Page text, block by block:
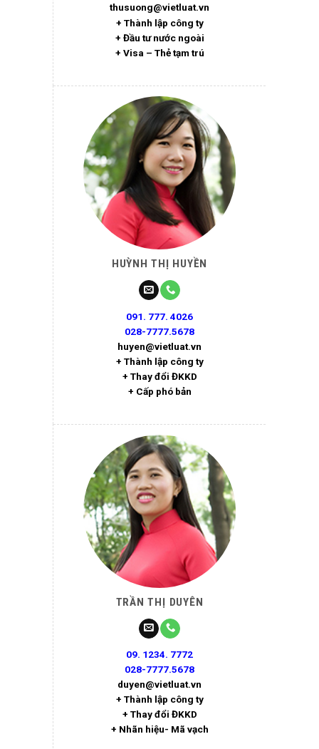
thusuong@vietluat.vn
+ Thành lập công ty
+ Đầu tư nước ngoài
+ Visa – Thẻ tạm trú
HUỲNH THỊ HUYỀN
091. 777. 4026
028-7777.5678
huyen@vietluat.vn
+ Thành lập công ty
+ Thay đổi ĐKKD
+ Cấp phó bản
TRẦN THỊ DUYÊN
09. 1234. 7772
028-7777.5678
duyen@vietluat.vn
+ Thành lập công ty
+ Thay đổi ĐKKD
+ Nhãn hiệu- Mã vạch